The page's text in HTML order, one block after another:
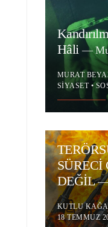
Hâli—
MURAT
SIYASET•
SÜRECİ
DEĞİL
KUTLU
18 TEMMUZ